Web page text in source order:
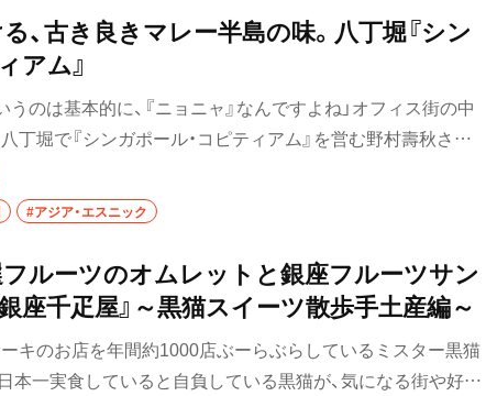
「天神通り商店街」などでは、作品に登場する妖怪たちのオブ
えてくれる。マンガに夢中になった頃を思い出して鬼太郎た
、古き良きマレー半島の味。八丁堀『シン
アム』
うのは基本的に、『ニョニャ』なんですよね」オフィス街の中
丁堀で『シンガポール・コピティアム』を営む野村壽秋さん
#アジア・エスニック
フルーツのオムレットと銀座フルーツサン
座千疋屋』～黒猫スイーツ散歩手土産編～
ーキのお店を年間約1000店ぶーらぶらしているミスター黒猫
本一実食していると自負している黒猫が、気になる街や好き